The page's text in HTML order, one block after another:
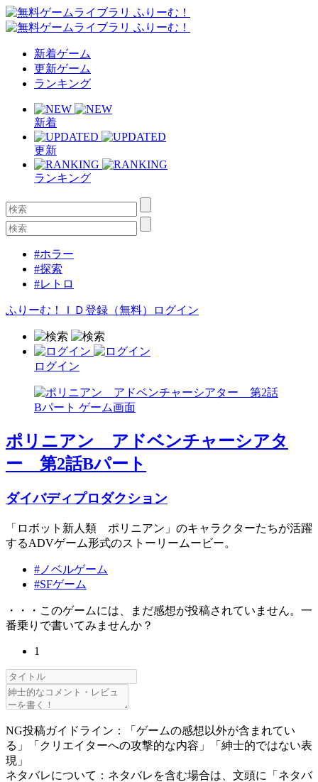
新着ゲーム
更新ゲーム
ランキング
新着
更新
ランキング
#ホラー
#探索
#レトロ
ふりーむ！ＩＤ登録（無料） ログイン
ログイン
ポリニアン アドベンチャーシアタ
ー 第2話Bパート
ダイバディプロダクション
「ロボット新人類 ポリニアン」のキャラクターたちが活躍
するADVゲーム形式のストーリームービー。
#ノベルゲーム
#SFゲーム
・・・このゲームには、まだ感想が投稿されていません。一
番乗りで書いてみませんか？
1
NG投稿ガイドライン：「ゲームの感想以外が含まれてい
る」「クリエイターへの攻撃的な内容」「紳士的ではない表
現」
ネタバレについて：ネタバレを含む場合は、文頭に「ネタバ